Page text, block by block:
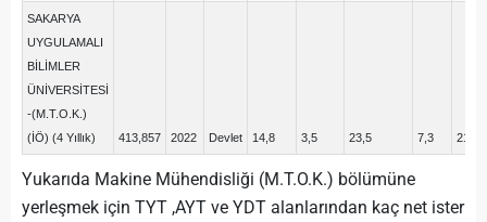
SAKARYA
UYGULAMALI
BİLİMLER
ÜNİVERSİTESİ
-(M.T.O.K.)
(İÖ) (4 Yıllık)
413,857 2022 Devlet 14,8 3,5 23,5 7,3 21,0
Yukarıda Makine Mühendisliği (M.T.O.K.) bölümüne
yerleşmek için TYT ,AYT ve YDT alanlarından kaç net ister